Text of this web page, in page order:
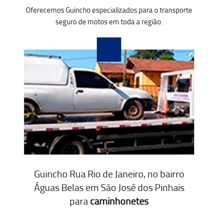
Oferecemos Guincho especializados para o transporte
seguro de motos em toda a região.
Guincho Rua Rio de Janeiro, no bairro
Águas Belas em São José dos Pinhais
paracaminhonetes